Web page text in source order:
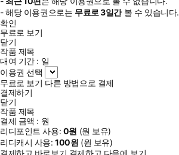
- 해당 이용권으로는 무료로3일간볼 수 있습니다.
확인
무료로 보기
닫기
작품 제목
대여 기간 : 일
이용권 선택
무료로 보기 다른 방법으로 결제
결제하기
닫기
작품 제목
결제 금액 : 원
리디포인트 사용: 0원 (원 보유)
리디캐시 사용:100원 (원 보유)
결제하고 바로보기 결제하고 다음에 보기